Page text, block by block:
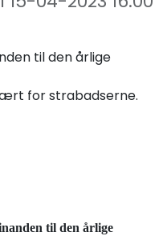
til den årlige
for strabadserne.
til den årlige